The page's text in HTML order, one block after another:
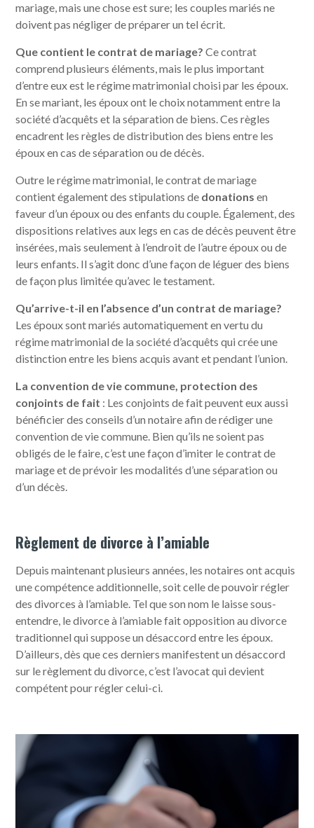
mariage, mais une chose est sure; les couples mariés ne
doivent pas négliger de préparer un tel écrit.
Que contient le contrat de mariage? Ce contrat
comprend plusieurs éléments, mais le plus important
d’entre eux est le régime matrimonial choisi par les époux.
En se mariant, les époux ont le choix notamment entre la
société d’acquêts et la séparation de biens. Ces règles
encadrent les règles de distribution des biens entre les
époux en cas de séparation ou de décès.
Outre le régime matrimonial, le contrat de mariage
contient également des stipulations de donations en
faveur d’un époux ou des enfants du couple. Également, des
dispositions relatives aux legs en cas de décès peuvent être
insérées, mais seulement à l’endroit de l’autre époux ou de
leurs enfants. Il s’agit donc d’une façon de léguer des biens
de façon plus limitée qu’avec le testament.
Qu’arrive-t-il en l’absence d’un contrat de mariage?
Les époux sont mariés automatiquement en vertu du
régime matrimonial de la société d’acquêts qui crée une
distinction entre les biens acquis avant et pendant l’union.
La convention de vie commune, protection des
conjoints de fait : Les conjoints de fait peuvent eux aussi
bénéficier des conseils d’un notaire afin de rédiger une
convention de vie commune. Bien qu’ils ne soient pas
obligés de le faire, c’est une façon d’imiter le contrat de
mariage et de prévoir les modalités d’une séparation ou
d’un décès.
Règlement de divorce à l’amiable
Depuis maintenant plusieurs années, les notaires ont acquis
une compétence additionnelle, soit celle de pouvoir régler
des divorces à l’amiable. Tel que son nom le laisse sous-
entendre, le divorce à l’amiable fait opposition au divorce
traditionnel qui suppose un désaccord entre les époux.
D’ailleurs, dès que ces derniers manifestent un désaccord
sur le règlement du divorce, c’est l’avocat qui devient
compétent pour régler celui-ci.